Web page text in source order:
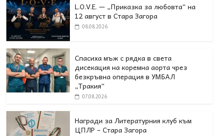
L.O.V.E. — „Приказка за любовта“ на
12 август в Стара Загора
08.08.2026
Спасиха мъж с рядка в света
дисекация на коремна аорта чрез
безкръвна операция в УМБАЛ
„Тракия“
07.08.2026
Награди за Литературния клуб към
ЦПЛР – Стара Загора